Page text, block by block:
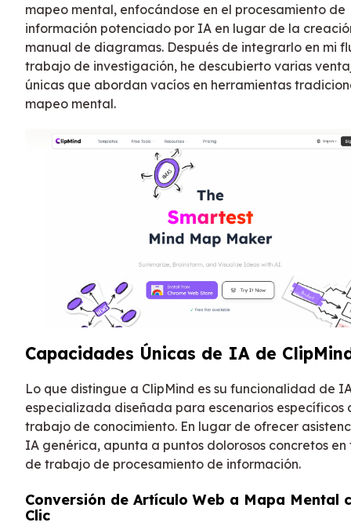
mapeo mental, enfocándose en el procesamiento de
información potenciado por IA en lugar de la
manual de diagramas. Después de integrarlo en mi
trabajo de investigación, he descubierto varias
únicas que abordan vacíos en herramientas
mapeo mental.
Capacidades Únicas de IA de
Lo que distingue a ClipMind es su funcionalidad de
especializada diseñada para escenarios específicos
trabajo de conocimiento. En lugar de ofrecer
IA genérica, apunta a puntos dolorosos concretos en
de trabajo de procesamiento de información.
Conversión de Artículo Web a Mapa Mental
Clic